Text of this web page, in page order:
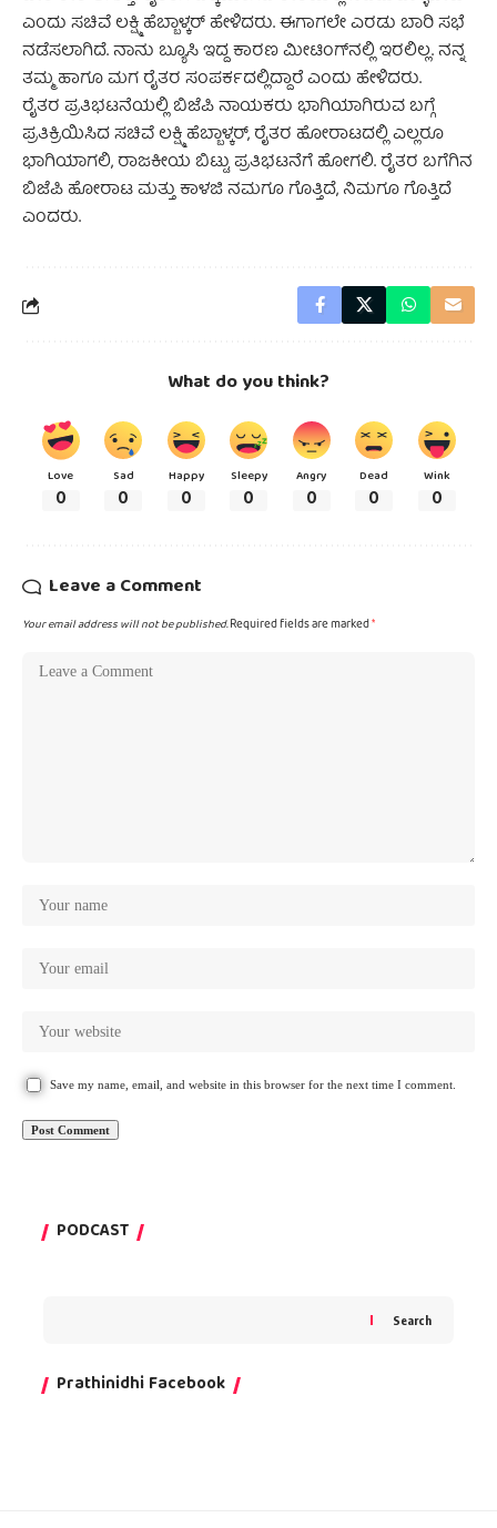
ಎಂದು ‌ಸಚಿವೆ ಲಕ್ಷ್ಮಿ ಹೆಬ್ಬಾಳ್ಕರ್ ಹೇಳಿದರು. ಈಗಾಗಲೇ ಎರಡು ಬಾರಿ ಸಭೆ
ನಡೆಸಲಾಗಿದೆ. ನಾನು ಬ್ಯೂಸಿ ಇದ್ದ ಕಾರಣ ಮೀಟಿಂಗ್‌ನಲ್ಲಿ ಇರಲಿಲ್ಲ. ನನ್ನ
ತಮ್ಮ ಹಾಗೂ ಮಗ ರೈತರ ಸಂಪರ್ಕದಲ್ಲಿದ್ದಾರೆ ಎಂದು ಹೇಳಿದರು.
ರೈತರ ಪ್ರತಿಭಟನೆಯಲ್ಲಿ ‌ಬಿಜೆಪಿ ನಾಯಕರು ಭಾಗಿಯಾಗಿರುವ ಬಗ್ಗೆ
ಪ್ರತಿಕ್ರಿಯಿಸಿದ ಸಚಿವೆ ಲಕ್ಷ್ಮಿ ಹೆಬ್ಬಾಳ್ಕರ್, ರೈತರ ಹೋರಾಟದಲ್ಲಿ ಎಲ್ಲರೂ
ಭಾಗಿಯಾಗಲಿ, ರಾಜಕೀಯ ಬಿಟ್ಟು ಪ್ರತಿಭಟನೆಗೆ ಹೋಗಲಿ. ರೈತರ ಬಗೆಗಿನ
ಬಿಜೆಪಿ ಹೋರಾಟ ಮತ್ತು ಕಾಳಜಿ ನಮಗೂ ಗೊತ್ತಿದೆ, ನಿಮಗೂ ಗೊತ್ತಿದೆ
ಎಂದರು.
What do you think?
Love
0
Sad
0
Happy
0
Sleepy
0
Angry
0
Dead
0
Wink
0
Leave a Comment
Your email address will not be published.Required fields are marked*
Save my name, email, and website in this browser for the next time I comment.
PODCAST
Search
Prathinidhi Facebook